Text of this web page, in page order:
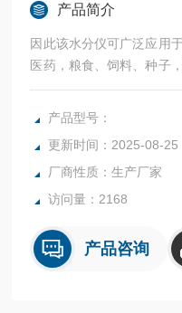
产品简介
因此该水分仪可广泛应用
医药，粮食、饲料、种子
叶，食品、肉类以及纺织
行业中的实验室与生产过
司始终立志于为用户提供
打造快速，准确，物超所
产品型号：
更新时间：2025-08-25
厂商性质：生产厂家
访问量：2168
产品咨询